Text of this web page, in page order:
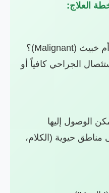
خطة العلاج:
هل هو حميد (Benign) أم خبيث (Malignant)؟
الجراحي كافياً أو
الوصول إليها
حيوية (الكلام،